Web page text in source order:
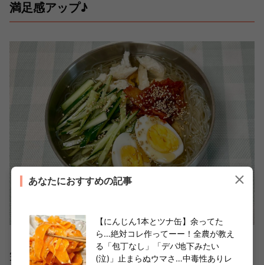
満足感アップ♪
「電子レンジで作る！簡単韓国冷麺風」があっという間に
完成しました〜！
あなたにおすすめの記事
【にんじん1本とツナ缶】余ってた
ら…絶対コレ作ってーー！全農が教え
る「包丁なし」「デパ地下みたい
(泣)」止まらぬウマさ…中毒性ありレ